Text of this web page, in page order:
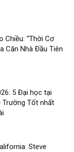
Chiều: “Thời Cơ
Căn Nhà Đầu Tiên
5 Đại học tại
Trường Tốt nhất
Steve